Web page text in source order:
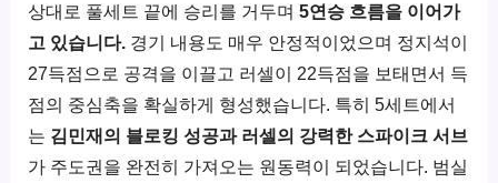
상대로 풀세트 끝에 승리를 거두며5연승 흐름을 이어가
고 있습니다. 경기 내용도 매우 안정적이었으며 정지석이
27득점으로 공격을 이끌고 러셀이 22득점을 보태면서 득
점의 중심축을 확실하게 형성했습니다. 특히 5세트에서
는 김민재의 블로킹 성공과 러셀의 강력한 스파이크 서브
가 주도권을 완전히 가져오는 원동력이 되었습니다. 범실